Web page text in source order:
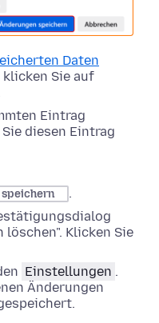
Daten
Sie auf
Eintrag
diesen Eintrag
speichern
.
löschen". Klicken Sie
Einstellungen .
Änderungen